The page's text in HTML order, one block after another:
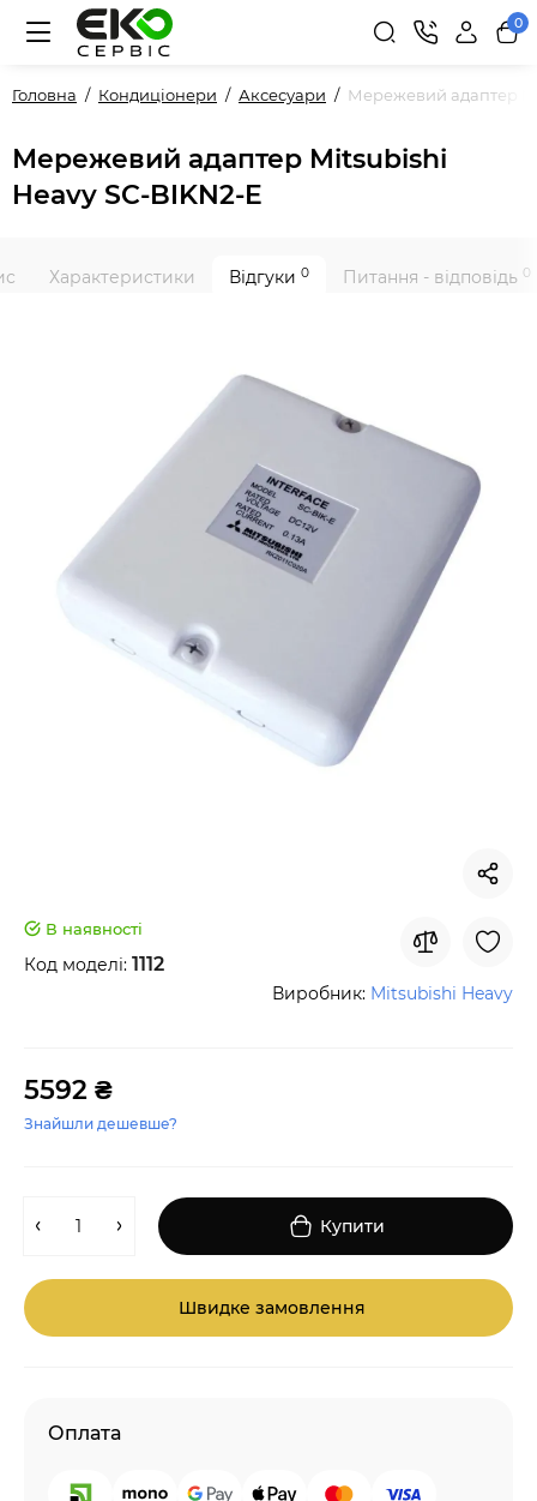
0
Головна Кондиціонери Аксесуари Мережевий адаптер
Мережевий адаптер Mitsubishi
Heavy SC-BIKN2-E
Характеристики Відгуки 0 Питання - відповідь 0
В наявності
Код моделі: 1112
Виробник: Mitsubishi Heavy
5592 ₴
Знайшли дешевше?
Купити
Швидке замовлення
Оплата